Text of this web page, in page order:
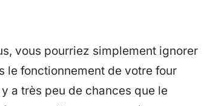
vous pourriez simplement ignorer
le fonctionnement de votre four
a très peu de chances que le